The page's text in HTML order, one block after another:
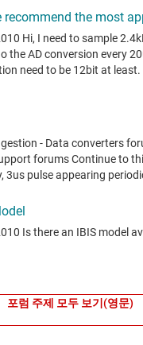
포럼 주제 모두 보기(영문)